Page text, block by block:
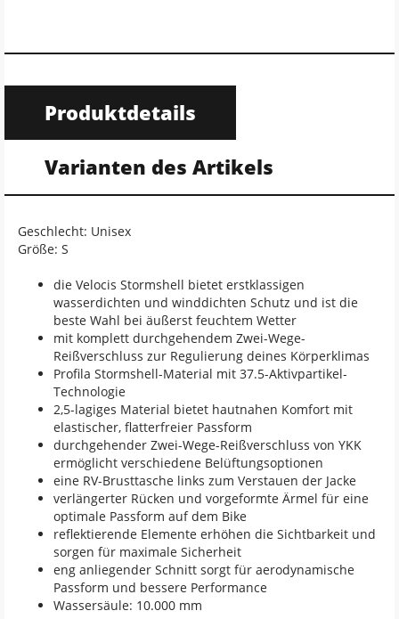
Produktdetails
Varianten des Artikels
Geschlecht: Unisex
Größe: S
die Velocis Stormshell bietet erstklassigen
wasserdichten und winddichten Schutz und ist die
beste Wahl bei äußerst feuchtem Wetter
mit komplett durchgehendem Zwei-Wege-
Reißverschluss zur Regulierung deines Körperklimas
Profila Stormshell-Material mit 37.5-Aktivpartikel-
Technologie
2,5-lagiges Material bietet hautnahen Komfort mit
elastischer, flatterfreier Passform
durchgehender Zwei-Wege-Reißverschluss von YKK
ermöglicht verschiedene Belüftungsoptionen
eine RV-Brusttasche links zum Verstauen der Jacke
verlängerter Rücken und vorgeformte Ärmel für eine
optimale Passform auf dem Bike
reflektierende Elemente erhöhen die Sichtbarkeit und
sorgen für maximale Sicherheit
eng anliegender Schnitt sorgt für aerodynamische
Passform und bessere Performance
Wassersäule: 10.000 mm